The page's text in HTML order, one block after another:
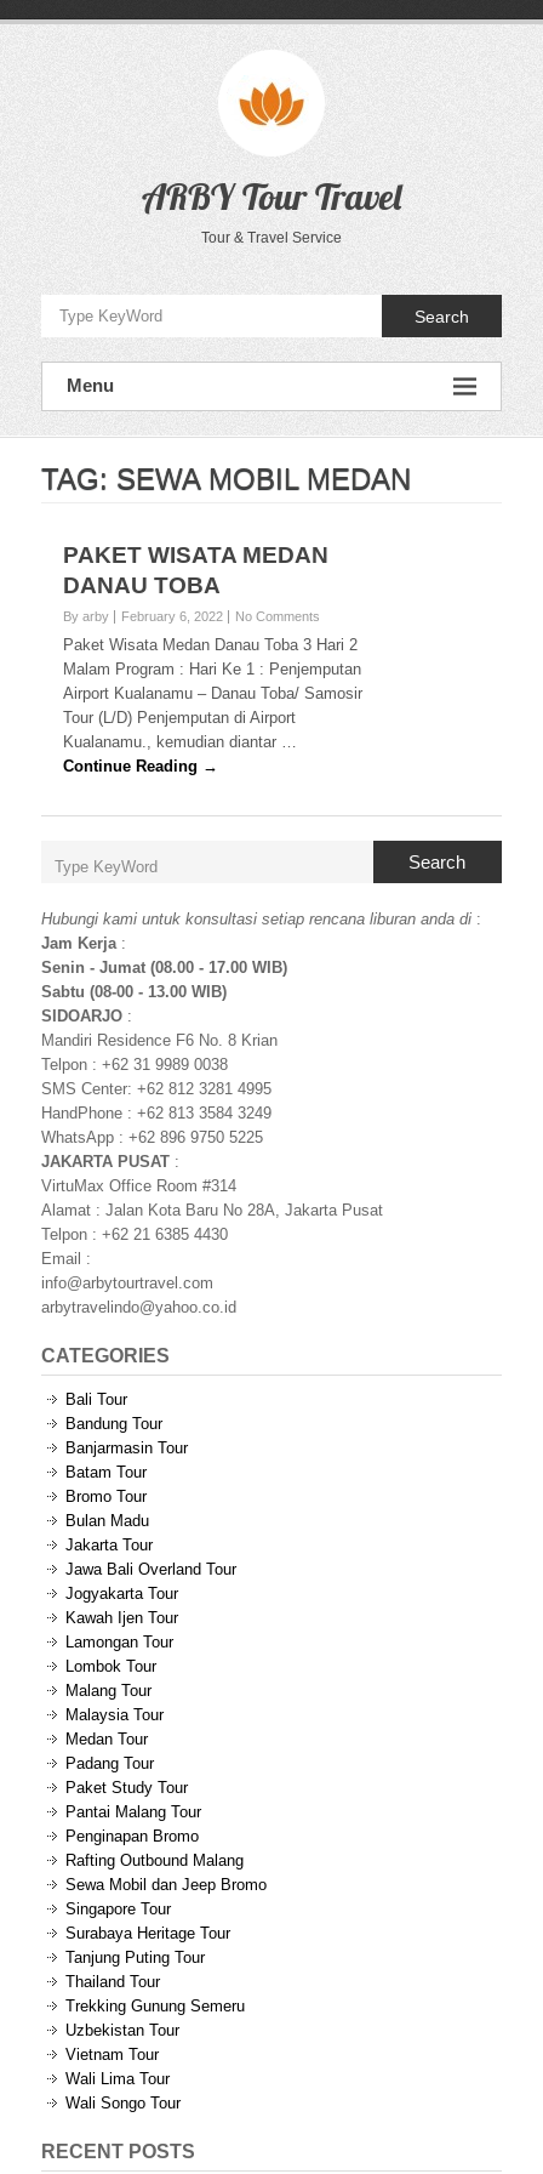
ARBY Tour Travel
Tour & Travel Service
Search
Menu
TAG: SEWA MOBIL MEDAN
PAKET WISATA MEDAN
DANAU TOBA
By arby February 6, 2022 No Comments
Paket Wisata Medan Danau Toba 3 Hari 2
Malam Program : Hari Ke 1 : Penjemputan
Airport Kualanamu – Danau Toba/ Samosir
Tour (L/D) Penjemputan di Airport
Kualanamu., kemudian diantar …
Continue Reading →
Search
Hubungi kami untuk konsultasi setiap rencana liburan anda di :
Jam Kerja:
Senin - Jumat (08.00 - 17.00 WIB)
Sabtu (08-00 - 13.00 WIB)
SIDOARJO :
Mandiri Residence F6 No. 8 Krian
Telpon : +62 31 9989 0038
SMS Center: +62 812 3281 4995
HandPhone : +62 813 3584 3249
WhatsApp : +62 896 9750 5225
JAKARTA PUSAT :
VirtuMax Office Room #314
Alamat : Jalan Kota Baru No 28A, Jakarta Pusat
Telpon : +62 21 6385 4430
Email :
info@arbytourtravel.com
arbytravelindo@yahoo.co.id
CATEGORIES
Bali Tour
Bandung Tour
Banjarmasin Tour
Batam Tour
Bromo Tour
Bulan Madu
Jakarta Tour
Jawa Bali Overland Tour
Jogyakarta Tour
Kawah Ijen Tour
Lamongan Tour
Lombok Tour
Malang Tour
Malaysia Tour
Medan Tour
Padang Tour
Paket Study Tour
Pantai Malang Tour
Penginapan Bromo
Rafting Outbound Malang
Sewa Mobil dan Jeep Bromo
Singapore Tour
Surabaya Heritage Tour
Tanjung Puting Tour
Thailand Tour
Trekking Gunung Semeru
Uzbekistan Tour
Vietnam Tour
Wali Lima Tour
Wali Songo Tour
RECENT POSTS